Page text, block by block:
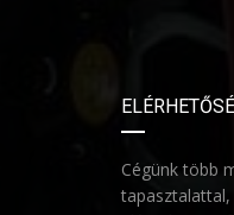
Cégünk több